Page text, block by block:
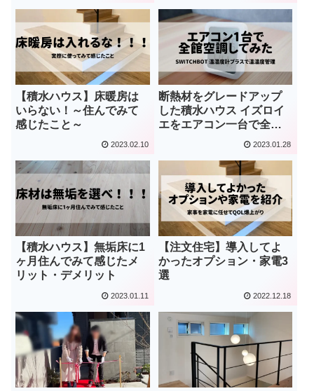
【積水ハウス】床暖房は
いらない！～住んでみて
感じたこと～
2023.02.10
断熱材をグレードアップ
した積水ハウス イズロイ
エをエアコン一台で全館
空調してみた【SwitchBot
2023.01.28
【積水ハウス】無垢床に1
ヶ月住んでみて感じたメ
リット・デメリット
2023.01.11
【注文住宅】導入してよ
かったオプション・家電3
選
2022.12.18